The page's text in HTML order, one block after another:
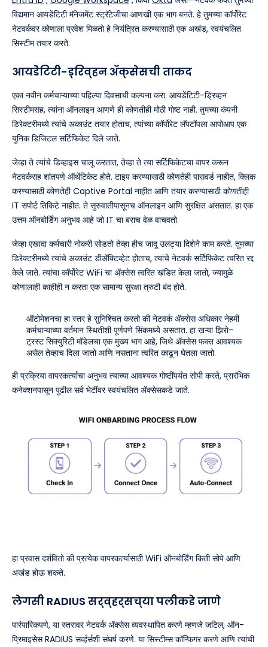
विद्यमान आयडेंटिटी मॅनेजमेंट स्ट्रॅटेजीचा आणखी एक भाग बनते. हे तुमच्या कॉर्पोरेट
नेटवर्कवर कोणाला प्रवेश मिळतो हे नियंत्रित करण्यासाठी एक अखंड, स्वयंचलित
सिस्टीम तयार करते.
आयडेंटिटी-ड्रिव्हन ॲक्सेसची ताकद
एका नवीन कर्मचाऱ्याच्या पहिल्या दिवसाची कल्पना करा. आयडेंटिटी-ड्रिव्हन
सिस्टीमसह, त्यांना ऑनलाइन आणणे ही कोणतीही मोठी गोष्ट नाही. तुमच्या कंपनी
डिरेक्टरीमध्ये त्यांचे अकाउंट तयार होताच, त्यांच्या कॉर्पोरेट लॅपटॉपला आपोआप एक
युनिक डिजिटल सर्टिफिकेट दिले जाते.
जेव्हा ते त्यांचे डिव्हाइस चालू करतात, तेव्हा ते त्या सर्टिफिकेटचा वापर करून
नेटवर्कसह शांतपणे ऑथेंटिकेट होते. टाइप करण्यासाठी कोणतेही पासवर्ड नाहीत, क्लिक
करण्यासाठी कोणतेही Captive Portal नाहीत आणि तयार करण्यासाठी कोणतीही
IT सपोर्ट तिकिटे नाहीत. ते सुरुवातीपासूनच ऑनलाइन आणि सुरक्षित असतात. हा एक
उत्तम ऑनबोर्डिंग अनुभव आहे जो IT चा बराच वेळ वाचवतो.
जेव्हा एखादा कर्मचारी नोकरी सोडतो तेव्हा हीच जादू उलट्या दिशेने काम करते. तुमच्या
डिरेक्टरीमध्ये त्यांचे अकाउंट डीॲक्टिव्हेट होताच, त्यांचे नेटवर्क सर्टिफिकेट त्वरित रद्द
केले जाते. त्यांचा कॉर्पोरेट WiFi चा ॲक्सेस त्वरित खंडित केला जातो, ज्यामुळे
कोणालाही काहीही न करता एक सामान्य सुरक्षा त्रुटी बंद होते.
ऑटोमेशनचा हा स्तर हे सुनिश्चित करतो की नेटवर्क ॲक्सेस अधिकार नेहमी
कर्मचाऱ्याच्या वर्तमान स्थितीशी पूर्णपणे सिंकमध्ये असतात. हा खऱ्या झिरो-
ट्रस्ट सिक्युरिटी मॉडेलचा एक मुख्य भाग आहे, जिथे ॲक्सेस फक्त आवश्यक
असेल तेव्हाच दिला जातो आणि नसताना त्वरित काढून घेतला जातो.
ही प्रक्रिया वापरकर्त्याचा अनुभव त्याच्या आवश्यक गोष्टींपर्यंत सोपी करते, प्रारंभिक
कनेक्शनपासून पुढील सर्व भेटींवर स्वयंचलित ॲक्सेसकडे जाते.
हा प्रवास दर्शवितो की प्रत्येक वापरकर्त्यासाठी WiFi ऑनबोर्डिंग किती सोपे आणि
अखंड होऊ शकते.
लेगसी RADIUS सर्व्हर्सच्या पलीकडे जाणे
पारंपारिकपणे, या स्तरावर नेटवर्क ॲक्सेस व्यवस्थापित करणे म्हणजे जटिल, ऑन-
प्रिमाइसेस RADIUS सर्व्हर्सशी संघर्ष करणे. या सिस्टीम्स कॉन्फिगर करणे आणि त्यांची